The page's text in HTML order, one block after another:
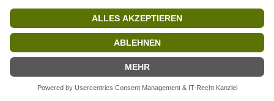
gehalten. Mit der Übernahme in den Bärenwald konnte
den Tieren weit mehr Platz, Natur und Denksport
geboten werden. Denn nach Wolfsmanier trugen sie zur
Resozialisierung der verhaltensgestörten Bären
entscheidend bei und galten im Park als die
Bärentherapeuten schlechthin.